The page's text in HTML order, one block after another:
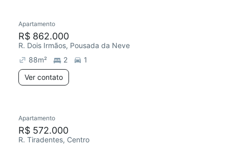
Apartamento
R$ 862.000
R. Dois Irmãos, Pousada da Neve
88m² 2
1
Ver contato
Apartamento
R$ 572.000
R. Tiradentes, Centro